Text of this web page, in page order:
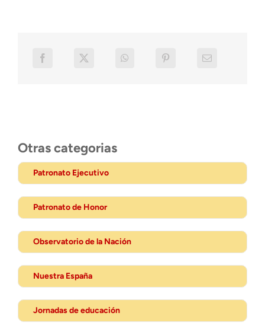
Otras categorias
Patronato Ejecutivo
Patronato de Honor
Observatorio de la Nación
Nuestra España
Jornadas de educación